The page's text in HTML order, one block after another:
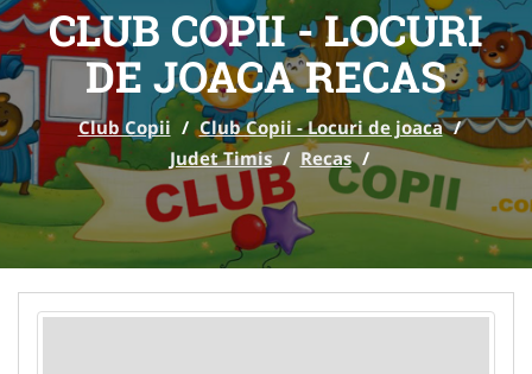
CLUB COPII - LOCURI
DE JOACA RECAS
Club Copii / Club Copii - Locuri de joaca /
Judet Timis / Recas /